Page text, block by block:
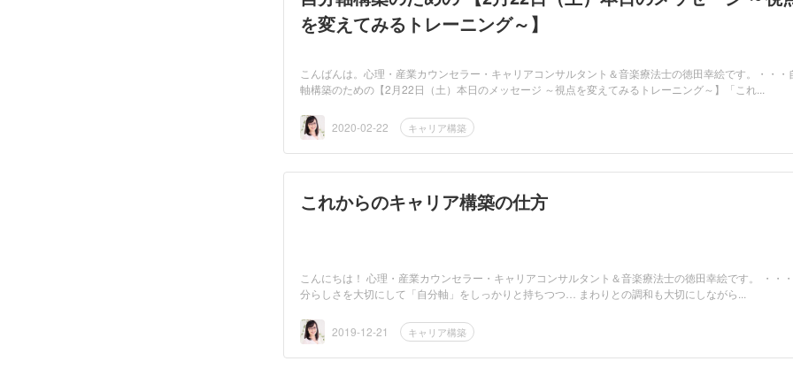
を変えてみるトレーニング～】
こんばんは。心理・産業カウンセラー・キャリアコンサルタント＆音楽療法士の徳田幸絵です。・・・
軸構築のための【2月22日（土）本日のメッセージ ～視点を変えてみるトレーニング～】「これ...
2020-02-22 キャリア構築
これからのキャリア構築の仕方
こんにちは！ 心理・産業カウンセラー・キャリアコンサルタント＆音楽療法士の徳田幸絵です。 ・・・
分らしさを大切にして「自分軸」をしっかりと持ちつつ… まわりとの調和も大切にしながら...
2019-12-21 キャリア構築